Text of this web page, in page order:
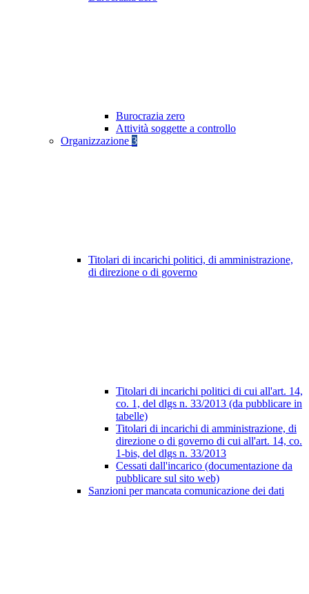
Burocrazia zero
Attività soggette a controllo
Organizzazione 3
Titolari di incarichi politici, di amministrazione,
di direzione o di governo
Titolari di incarichi politici di cui all'art. 14,
co. 1, del dlgs n. 33/2013 (da pubblicare in
tabelle)
Titolari di incarichi di amministrazione, di
direzione o di governo di cui all'art. 14, co.
1-bis, del dlgs n. 33/2013
Cessati dall'incarico (documentazione da
pubblicare sul sito web)
Sanzioni per mancata comunicazione dei dati